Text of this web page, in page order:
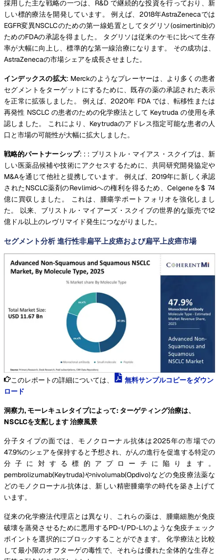
採用した主な戦略の一つは、R&D で継続的な投資を行っており、新
しい標的療法を開発しています。 例えば、2018年AstraZenecaでは
EGFR変異NSCLCのための第一線処置としてタグリソ(osimertinib)の
ためのFDAの承認を得ました。 タグリソは従来のケモに比べて生存
率が大幅に向上し、標準的な第一線治療になります。 その成功は、
AstraZenecaの市場シェアを成長させました。
インデックスの拡大: Merckのようなプレーヤーは、より多くの患者
セグメントをターゲットにするために、既存の薬の承認された表示
を正常に拡張しました。 例えば、2020年 FDA では、転移性または
再発性 NSCLC の患者のための化学療法として Keytruda の使用を承
認しました。 これにより、Keytrudaのアドレス指定可能な患者の人
口と市場の可能性が大幅に拡大しました。
戦略的パートナーシップ: : : ブリストル・マイアス・スクイブは、新
しい医薬品候補や技術にアクセスするために、共同研究開発協定や
M&Aを通じて他社と提携しています。 例えば、2019年に新しく承認
されたNSCLC薬剤のRevlimidへの権利を得るため、Celgeneを$ 74
億に買収しました。 これは、腫瘍学ポートフォリオを強化しまし
た。 以来、ブリストル・マイアーズ・スクイブの世界的な販売で12
億ドル以上のレヴリマイド発生につながりました。
セグメント分析 進行性非扁平上皮癌および扁平上皮癌市場
このレポートの詳細については、
無料サンプルコピーをダウン
ロード
洞察力, モーレキュレタイプによって: ターゲティング治療は、
NSCLCを支配します 治療風景
分子タイプの面では、モノクローナル抗体は2025年の市場での
47.9%のシェアを保持すると予想され、がんの進行を促進する特定の
分子に対する標的アプローチに陥ります。
pembrolizumab(Keytruda)やnivolumab(Opdivo)などの免疫療法薬な
どのモノクローナル抗体は、新しい精密腫瘍学の時代を築き上げて
います。
従来の化学療法代理店とは異なり、これらの薬は、腫瘍細胞が免疫
破壊を蒸発させるために悪用するPD-1/PD-L1のような免疫チェック
ポイントを選択的にブロックすることができます。 化学療法と比較
して最小限のオフターゲの毒性で、それらは優れた全体的な生存と